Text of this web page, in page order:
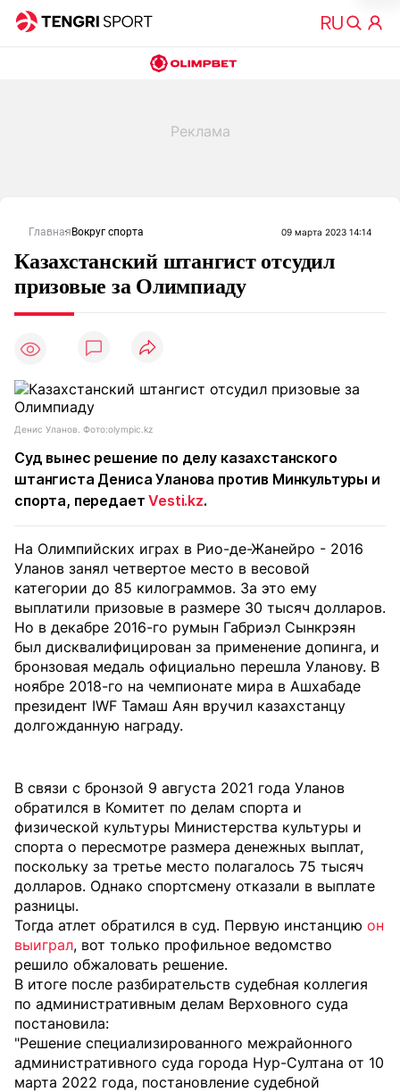
Главная Вокруг спорта 09 марта 2023 14:14
Казахстанский штангист отсудил
призовые за Олимпиаду
Денис Уланов. Фото:olympic.kz
Суд вынес решение по делу казахстанского
штангиста Дениса Уланова против Минкультуры и
спорта, передаетVesti.kz.
На Олимпийских играх в Рио-де-Жанейро - 2016
Уланов занял четвертое место в весовой
категории до 85 килограммов. За это ему
выплатили призовые в размере 30 тысяч долларов.
Но в декабре 2016-го румын Габриэл Сынкрэян
был дисквалифицирован за применение допинга, и
бронзовая медаль официально перешла Уланову. В
ноябре 2018-го на чемпионате мира в Ашхабаде
президент IWF Тамаш Аян вручил казахстанцу
долгожданную награду.
В связи с бронзой 9 августа 2021 года Уланов
обратился в Комитет по делам спорта и
физической культуры Министерства культуры и
спорта о пересмотре размера денежных выплат,
поскольку за третье место полагалось 75 тысяч
долларов. Однако спортсмену отказали в выплате
разницы.
Тогда атлет обратился в суд. Первую инстанцию он
выиграл, вот только профильное ведомство
решило обжаловать решение.
В итоге после разбирательств судебная коллегия
по административным делам Верховного суда
постановила:
"Решение специализированного межрайонного
административного суда города Нур-Султана от 10
марта 2022 года, постановление судебной